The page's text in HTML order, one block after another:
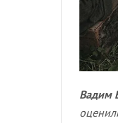
Вадим